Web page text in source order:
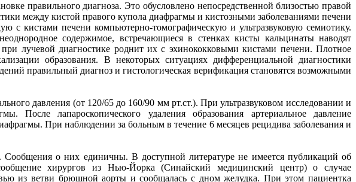
правильного диагноза. Это обусловлено непосредственной близостью правой
между кистой правого купола диафрагмы и кистозными заболеваниями печени
кистами печени компьютерно-томографическую и ультразвуковую семиотику.
содержимое, встречающиеся в стенках кисты кальцинаты наводят
лучевой диагностике роднит их с эхинококковыми кистами печени. Плотное
образования. В некоторых ситуациях дифференциальной диагностики
правильный диагноз и гистологическая верификация становятся возможными
давления (от 120/65 до 160/90 мм рт.ст.). При ультразвуковом исследовании и
лапароскопического удаления образования артериальное давление
При наблюдении за больным в течение 6 месяцев рецидива заболевания и
о них единичны. В доступной литературе не имеется публикаций об
хирургов из Нью-Йорка (Синайский медицинский центр) о случае
из ветви брюшной аорты и сообщалась с дном желудка. При этом пациентка